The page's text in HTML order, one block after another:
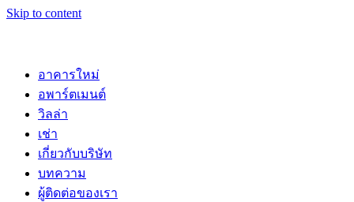
Skip to content
อาคารใหม่
อพาร์ตเมนต์
วิลล่า
เช่า
เกี่ยวกับบริษัท
บทความ
ผู้ติดต่อของเรา